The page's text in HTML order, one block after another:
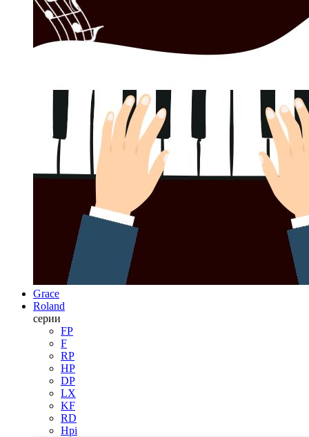
Grace
Roland
серии
FP
F
RP
HP
DP
LX
KF
RD
Hpi